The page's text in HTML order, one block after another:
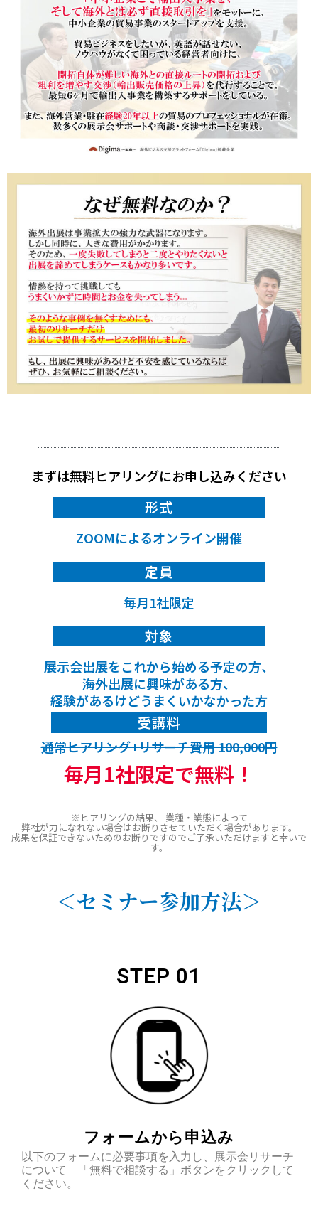
まずは無料ヒアリングにお申し込みください
形式
ZOOMによるオンライン開催
定員
毎月1社限定
対象
展示会出展をこれから始める予定の方、
海外出展に興味がある方、
経験があるけどうまくいかなかった方
受講料
通常ヒアリング+リサーチ費用 100,000円
毎月1社限定で無料！
※ヒアリングの結果、 業種・業態によって
弊社が力になれない場合はお断りさせていただく場合があります。
成果を保証できないためのお断りですのでご了承いただけますと幸いで
す。
＜セミナー参加方法＞
STEP 01
フォームから申込み
以下のフォームに必要事項を入力し、
展示会リサーチ
について
「無料で相談する」ボタンをクリックして
ください。